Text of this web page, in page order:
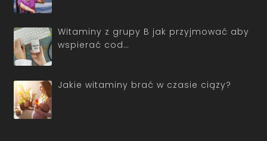
Witaminy z grupy B jak przyjmować aby
wspierać cod…
Jakie witaminy brać w czasie ciąży?